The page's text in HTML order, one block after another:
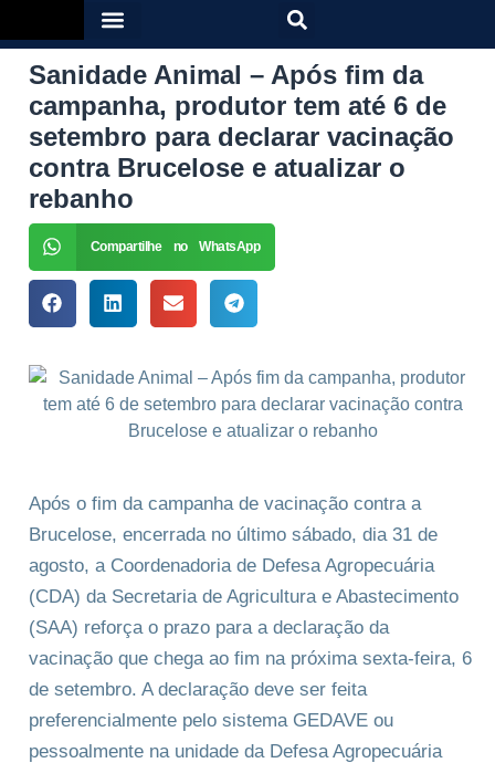
Sanidade Animal – Após fim da
campanha, produtor tem até 6 de
setembro para declarar vacinação
contra Brucelose e atualizar o
rebanho
Compartilhe no WhatsApp
Após o fim da campanha de vacinação contra a
Brucelose, encerrada no último sábado, dia 31 de
agosto, a Coordenadoria de Defesa Agropecuária
(CDA) da Secretaria de Agricultura e Abastecimento
(SAA) reforça o prazo para a declaração da
vacinação que chega ao fim na próxima sexta-feira, 6
de setembro. A declaração deve ser feita
preferencialmente pelo sistema GEDAVE ou
pessoalmente na unidade da Defesa Agropecuária